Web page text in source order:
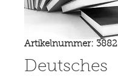
Artikelnummer: 3882
Deutsches